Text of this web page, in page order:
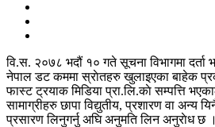
वि.स. २०७८ भदौं १० गते सूचना विभागमा
नेपाल डट कममा स्राेतहरु खुलाइएका बाहेक
फास्ट ट्रयाक मिडिया प्रा.लि.काे सम्पत्ति
सामाग्रीहरु छापा विद्युतीय, प्रशारण वा अन्य
प्रसारण लिनुगर्नु अघि अनुमति लिन अनुराेध छ ।